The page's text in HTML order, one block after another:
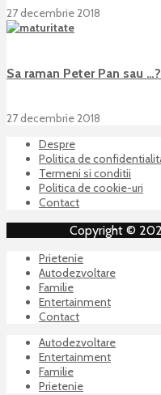
27 decembrie 2018
Sa raman Peter Pan sau
27 decembrie 2018
Despre
Politica de
Termeni si conditii
Politica de cookie-uri
Contact
Copyright ©
Prietenie
Autodezvoltare
Familie
Entertainment
Contact
Autodezvoltare
Entertainment
Familie
Prietenie